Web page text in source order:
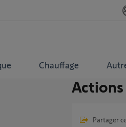
Chauffage
Actions
Partager